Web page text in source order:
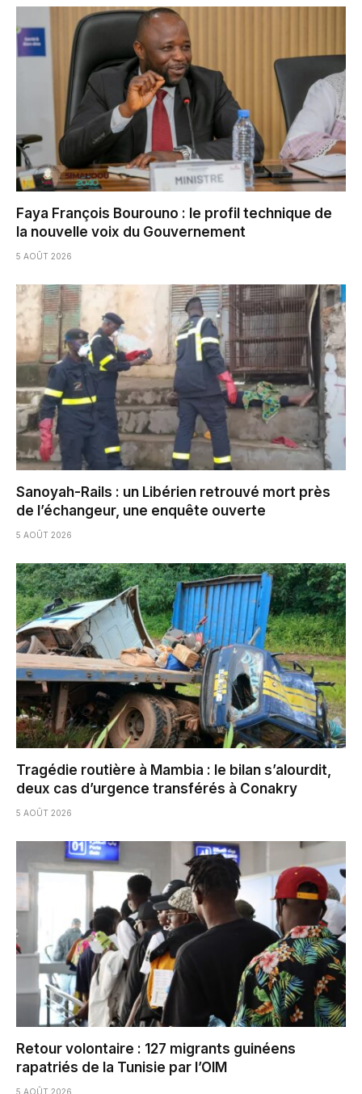
Faya François Bourouno : le profil technique de
la nouvelle voix du Gouvernement
5 AOÛT 2026
Sanoyah-Rails : un Libérien retrouvé mort près
de l’échangeur, une enquête ouverte
5 AOÛT 2026
Tragédie routière à Mambia : le bilan s’alourdit,
deux cas d’urgence transférés à Conakry
5 AOÛT 2026
Retour volontaire : 127 migrants guinéens
rapatriés de la Tunisie par l’OIM
5 AOÛT 2026